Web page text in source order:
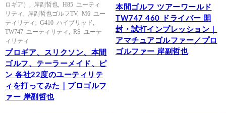
ロギア）
岸副哲也
H85 ユーティ
リティ
岸副哲也ゴルフTV, M6 ユー
ティリティ
G410 ハイブリッド
TW747 ユーティリティ
RS ユーテ
ィリティ
プロギア、スリクソン、本間
ゴルフ、テーラーメイド、ピ
ン 各社22度のユーティリテ
ィを打ってみた｜プロゴルフ
ァー 岸副哲也
本間ゴルフ ツアーワールド
TW747 460 ドライバー 開
封・試打インプレッション｜
アマチュアゴルファー／プロ
ゴルファー 岸副哲也